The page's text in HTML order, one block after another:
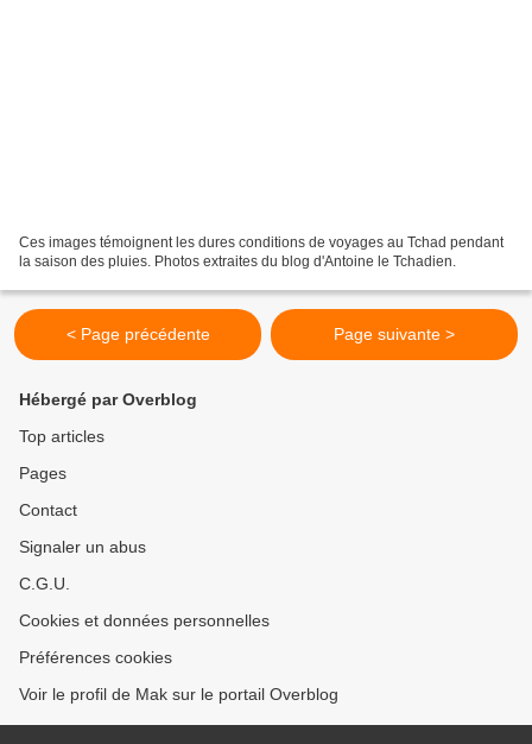
Ces images témoignent les dures conditions de voyages au Tchad pendant
la saison des pluies. Photos extraites du blog d'Antoine le Tchadien.
< Page précédente Page suivante >
Hébergé par Overblog
Top articles
Pages
Contact
Signaler un abus
C.G.U.
Cookies et données personnelles
Préférences cookies
Voir le profil de Mak sur le portail Overblog